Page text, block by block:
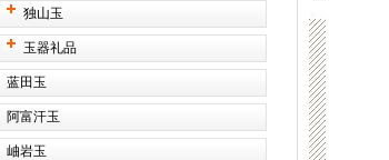
独山玉
玉器礼品
蓝田玉
阿富汗玉
岫岩玉